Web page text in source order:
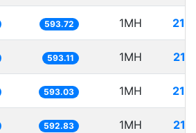
593.72 1MH
593.11 1MH
593.03 1MH
592.83 1MH